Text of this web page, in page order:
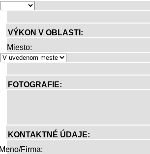
VÝKON V OBLASTI:
Miesto:
FOTOGRAFIE:
KONTAKTNÉ ÚDAJE:
Firma: